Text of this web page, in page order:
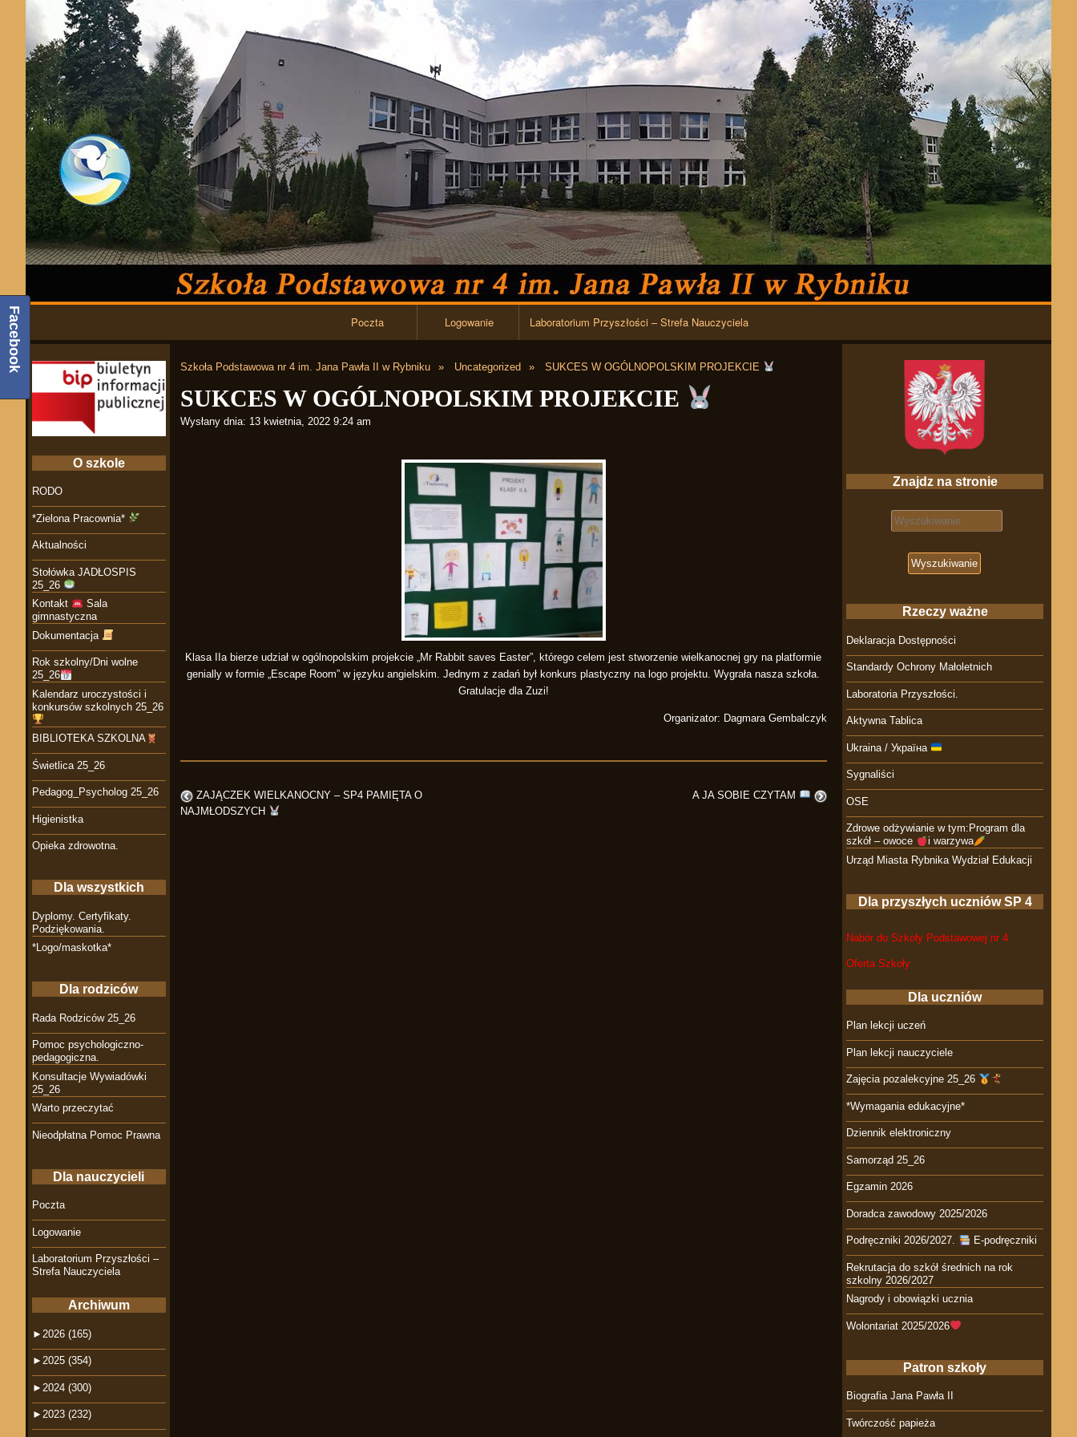
Przejdź do zawartości
Poczta Logowanie Laboratorium Przyszłości – Strefa Nauczyciela
Szkoła Podstawowa nr 4 im. Jana Pawła II w Rybniku Uncategorized SUKCES W OGÓLNOPOLSKIM PROJEKCIE
SUKCES W OGÓLNOPOLSKIM PROJEKCIE
Wysłany dnia: 13 kwietnia, 2022 9:24 am
Klasa IIa bierze udział w ogólnopolskim projekcie „Mr Rabbit saves Easter”, którego celem jest stworzenie wielkanocnej gry na platformie
genially w formie „Escape Room” w języku angielskim. Jednym z zadań był konkurs plastyczny na logo projektu. Wygrała nasza szkoła.
Gratulacje dla Zuzi!
Organizator: Dagmara Gembalczyk
ZAJĄCZEK WIELKANOCNY – SP4 PAMIĘTA O
NAJMŁODSZYCH
A JA SOBIE CZYTAM
Znajdz na stronie
Search for:
Rzeczy ważne
Deklaracja Dostępności
Standardy Ochrony Małoletnich
Laboratoria Przyszłości.
Aktywna Tablica
Ukraina / Україна
Sygnaliści
OSE
Zdrowe odżywianie w tym:Program dla
szkół – owoce
i warzywa
Urząd Miasta Rybnika Wydział Edukacji
Dla przyszłych uczniów SP 4
Nabór do Szkoły Podstawowej nr 4
Oferta Szkoły
Dla uczniów
Plan lekcji uczeń
Plan lekcji nauczyciele
Zajęcia pozalekcyjne 25_26
*Wymagania edukacyjne*
Dziennik elektroniczny
Samorząd 25_26
Egzamin 2026
Doradca zawodowy 2025/2026
Podręczniki 2026/2027. E-podręczniki
Rekrutacja do szkół średnich na rok
szkolny 2026/2027
Nagrody i obowiązki ucznia
Wolontariat 2025/2026
Patron szkoły
Biografia Jana Pawła II
Twórczość papieża
O szkole
RODO
*Zielona Pracownia*
Aktualności
Stołówka JADŁOSPIS
25_26
Kontakt
Sala
gimnastyczna
Dokumentacja
Rok szkolny/Dni wolne
25_26
Kalendarz uroczystości i
konkursów szkolnych 25_26
BIBLIOTEKA SZKOLNA
Świetlica 25_26
Pedagog_Psycholog 25_26
Higienistka
Opieka zdrowotna.
Dla wszystkich
Dyplomy. Certyfikaty.
Podziękowania.
*Logo/maskotka*
Dla rodziców
Rada Rodziców 25_26
Pomoc psychologiczno-
pedagogiczna.
Konsultacje Wywiadówki
25_26
Warto przeczytać
Nieodpłatna Pomoc Prawna
Dla nauczycieli
Poczta
Logowanie
Laboratorium Przyszłości –
Strefa Nauczyciela
Archiwum
► 2026 (165)
► 2025 (354)
► 2024 (300)
► 2023 (232)
Facebook